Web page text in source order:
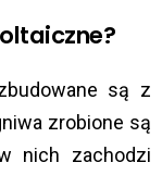
są z
zrobione są
nich zachodzi